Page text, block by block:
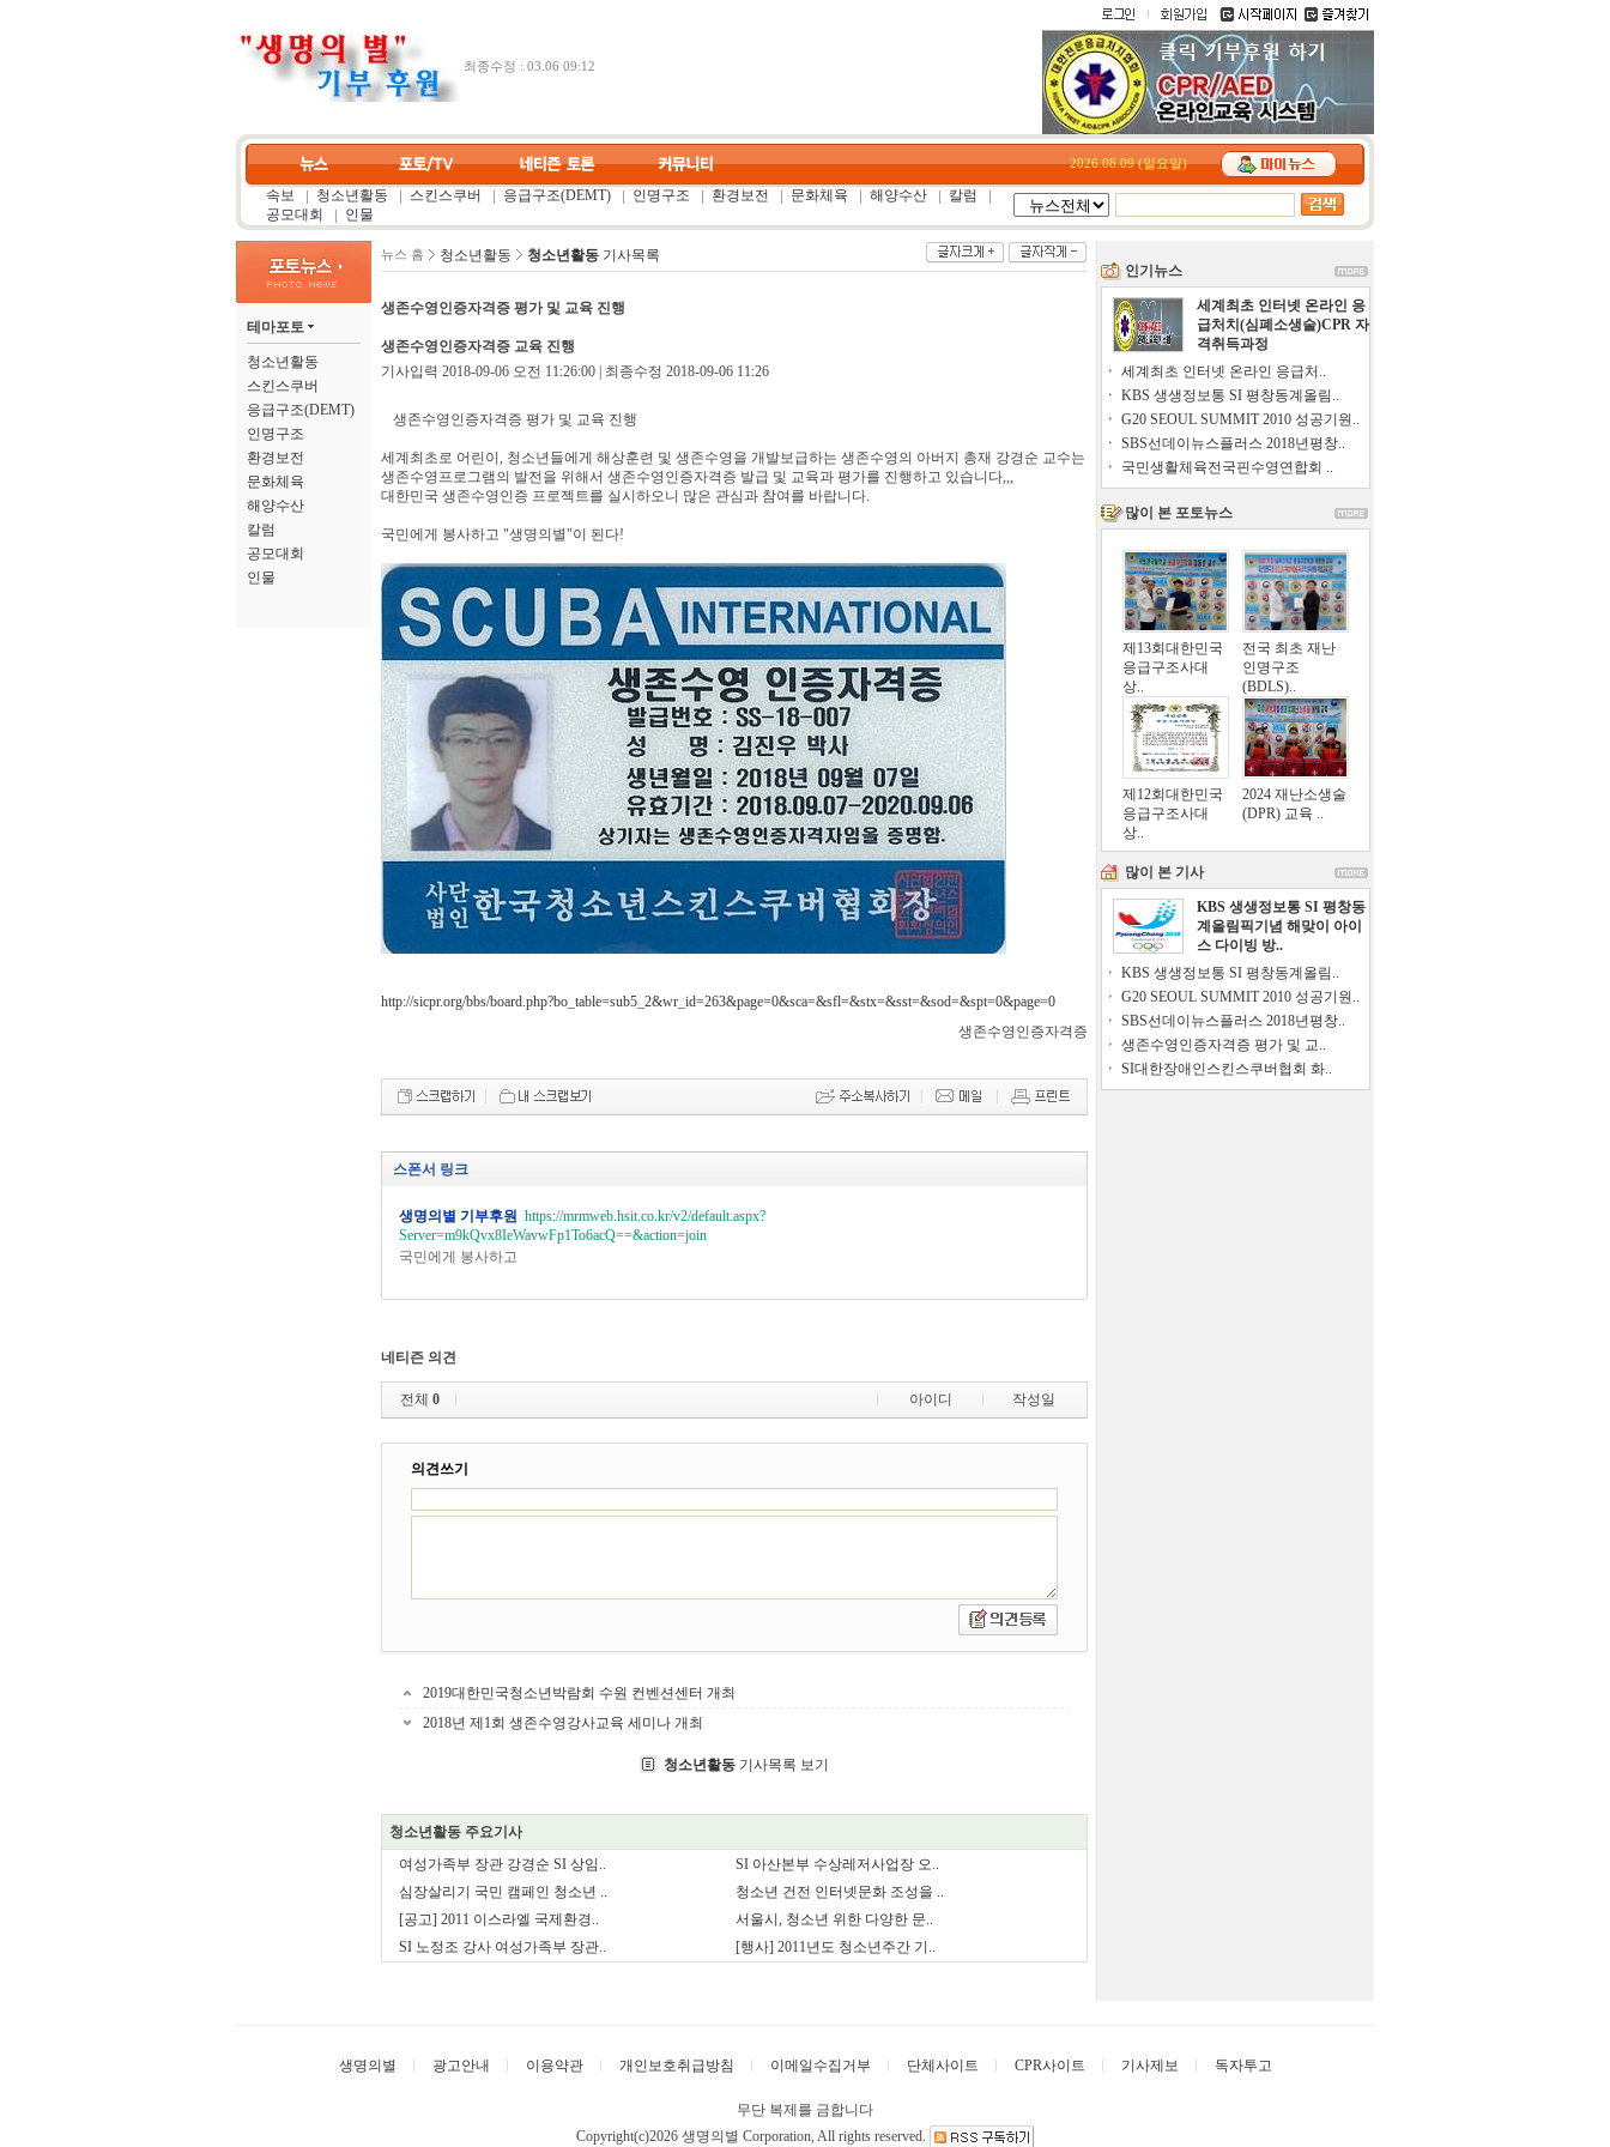
최종수정 : 03.06 09:12
2026.08.09 (일요일)
속보 청소년활동 스킨스쿠버 응급구조(DEMT) 인명구조 환경보전 문화체육 해양수산
칼럼
공모대회
인물
테마포토
청소년활동
스킨스쿠버
응급구조(DEMT)
인명구조
환경보전
문화체육
해양수산
칼럼
공모대회
인물
뉴스 홈 청소년활동 청소년활동 기사목록
생존수영인증자격증 평가 및 교육 진행
생존수영인증자격증 교육 진행
기사입력 2018-09-06 오전 11:26:00 | 최종수정 2018-09-06 11:26
생존수영인증자격증 평가 및 교육 진행
세계최초로 어린이, 청소년들에게 해상훈련 및 생존수영을 개발보급하는 생존수영의 아버지 총재 강경순 교수는
생존수영프로그램의 발전을 위해서 생존수영인증자격증 발급 및 교육과 평가를 진행하고 있습니다,,,
대한민국 생존수영인증 프로젝트를 실시하오니 많은 관심과 참여를 바랍니다.
국민에게 봉사하고 "생명의별"이 된다!
http://sicpr.org/bbs/board.php?bo_table=sub5_2&wr_id=263&page=0&sca=&sfl=&stx=&sst=&sod=&spt=0&page=0
생존수영인증자격증
스폰서 링크
생명의별 기부후원 https://mrmweb.hsit.co.kr/v2/default.aspx?
Server=m9kQvx8IeWavwFp1To6acQ==&action=join
국민에게 봉사하고
네티즌 의견
전체 0 아이디 작성일
의견쓰기
2019대한민국청소년박람회 수원 컨벤션센터 개최
2018년 제1회 생존수영강사교육 세미나 개최
청소년활동 기사목록 보기
청소년활동 주요기사
여성가족부 장관 강경순 SI 상임..
SI 아산본부 수상레저사업장 오..
심장살리기 국민 캠페인 청소년 ..
청소년 건전 인터넷문화 조성을 ..
[공고] 2011 이스라엘 국제환경..
서울시, 청소년 위한 다양한 문..
SI 노정조 강사 여성가족부 장관..
[행사] 2011년도 청소년주간 기..
인기뉴스
세계최초 인터넷 온라인 응
급처치(심폐소생술)CPR 자
격취득과정
세계최초 인터넷 온라인 응급처..
KBS 생생정보통 SI 평창동계올림..
G20 SEOUL SUMMIT 2010 성공기원..
SBS선데이뉴스플러스 2018년평창..
국민생활체육전국핀수영연합회 ..
많이 본 포토뉴스
제13회대한민국
응급구조사대
상..
전국 최초 재난
인명구조
(BDLS)..
제12회대한민국
응급구조사대
상..
2024 재난소생술
(DPR) 교육 ..
많이 본 기사
KBS 생생정보통 SI 평창동
계올림픽기념 해맞이 아이
스 다이빙 방..
KBS 생생정보통 SI 평창동계올림..
G20 SEOUL SUMMIT 2010 성공기원..
SBS선데이뉴스플러스 2018년평창..
생존수영인증자격증 평가 및 교..
SI대한장애인스킨스쿠버협회 화..
생명의별 광고안내 이용약관 개인보호취급방침 이메일수집거부 단체사이트 CPR사이트 기사제보 독자투고
무단 복제를 금합니다
Copyright(c)2026 생명의별 Corporation, All rights reserved.